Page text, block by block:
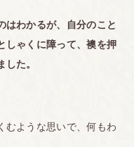
はわかるが、自分のこと
しゃくに障って、襖を押
た。
むような思いで、何もわ